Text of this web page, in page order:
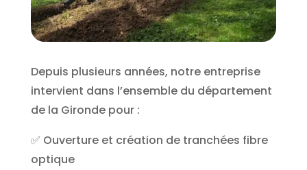
Depuis plusieurs années, notre entreprise
intervient dans l’ensemble du département
de la Gironde pour :
✅ Ouverture et création de tranchées fibre
optique